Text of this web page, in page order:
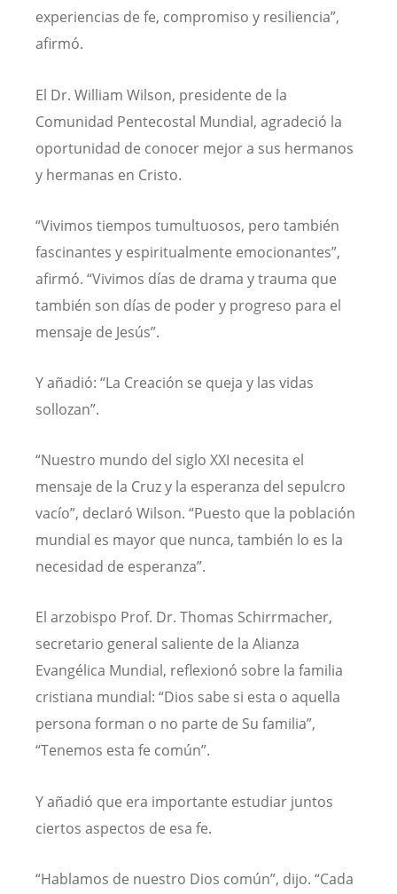
experiencias de fe, compromiso y resiliencia”,
afirmó.
El Dr. William Wilson, presidente de la
Comunidad Pentecostal Mundial, agradeció la
oportunidad de conocer mejor a sus hermanos
y hermanas en Cristo.
“Vivimos tiempos tumultuosos, pero también
fascinantes y espiritualmente emocionantes”,
afirmó. “Vivimos días de drama y trauma que
también son días de poder y progreso para el
mensaje de Jesús”.
Y añadió: “La Creación se queja y las vidas
sollozan”.
“Nuestro mundo del siglo XXI necesita el
mensaje de la Cruz y la esperanza del sepulcro
vacío”, declaró Wilson. “Puesto que la población
mundial es mayor que nunca, también lo es la
necesidad de esperanza”.
El arzobispo Prof. Dr. Thomas Schirrmacher,
secretario general saliente de la Alianza
Evangélica Mundial, reflexionó sobre la familia
cristiana mundial: “Dios sabe si esta o aquella
persona forman o no parte de Su familia”,
“Tenemos esta fe común”.
Y añadió que era importante estudiar juntos
ciertos aspectos de esa fe.
“Hablamos de nuestro Dios común”, dijo. “Cada